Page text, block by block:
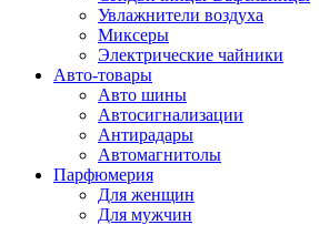
Увлажнители воздуха
Миксеры
Электрические чайники
Авто-товары
Авто шины
Автосигнализации
Антирадары
Автомагнитолы
Парфюмерия
Для женщин
Для мужчин